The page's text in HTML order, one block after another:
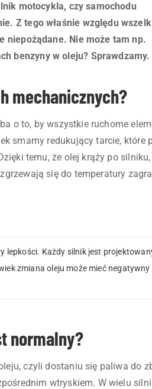
motocykla, czy samochodu
Z tego właśnie względu
niepożądane. Nie może tam np.
benzyny w oleju? Sprawdzamy.
mechanicznych?
o to, by wszystkie ruchome
smarny redukujący tarcie, które
temu, że olej krąży po silniku,
się do temperatury
lepkości. Każdy silnik jest
zmiana oleju może mieć negatywny
normalny?
czyli dostaniu się paliwa do
wtryskiem. W wielu